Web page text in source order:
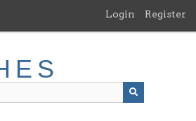
Login Register